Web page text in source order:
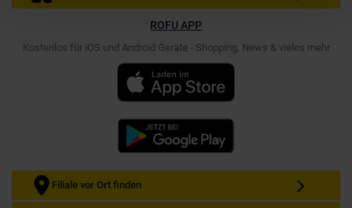
ROFU APP
Kostenlos für iOS und Android Geräte - Shopping, News & vieles mehr
Filiale vor Ort finden